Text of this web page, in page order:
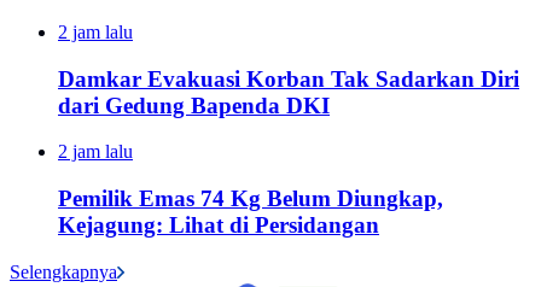
2 jam lalu
Damkar Evakuasi Korban Tak Sadarkan Diri
dari Gedung Bapenda DKI
2 jam lalu
Pemilik Emas 74 Kg Belum Diungkap,
Kejagung: Lihat di Persidangan
Selengkapnya